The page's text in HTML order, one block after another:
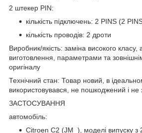
2 штекер PIN:
кількість підключень: 2 PINS (2
кількість проводів: 2 дроти
Виробник/якість: заміна високого класу,
виготовлення, параметрами та
оригіналу
Технічний стан: Товар новий, в
використовувався, не пошкоджений і не
ЗАСТОСУВАННЯ
автомобіль:
Citroen C2 (JM_), моделі випуску з